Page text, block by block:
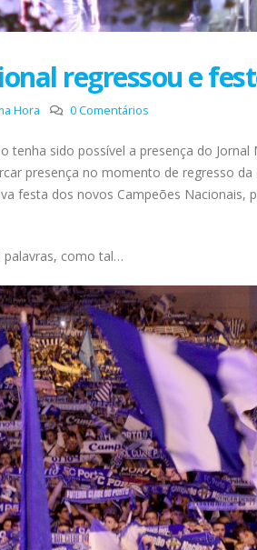
regressou e
Hora 0 Comentários
tenha sido possível a presença do
presença no momento de regresso da
festa dos novos Campeões Nacionais,
palavras, como tal…